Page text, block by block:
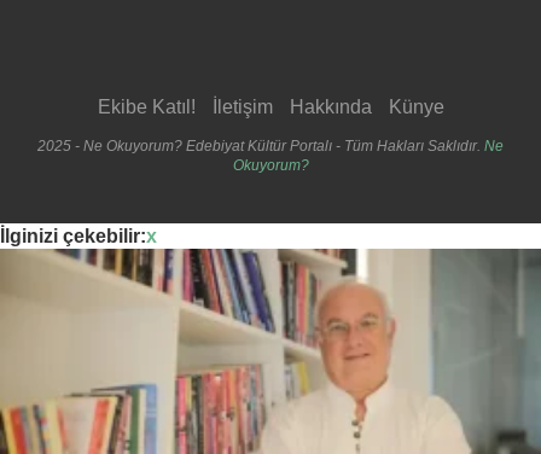
Ekibe Katıl! İletişim Hakkında Künye
2025 - Ne Okuyorum? Edebiyat Kültür Portalı - Tüm Hakları Saklıdır. Ne
Okuyorum?
İlginizi çekebilir:x